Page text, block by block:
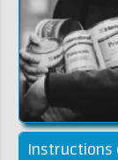
Instructions